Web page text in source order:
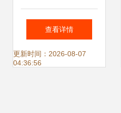
才算得上极致？
查看详情
更新时间：2026-08-07
04:36:56